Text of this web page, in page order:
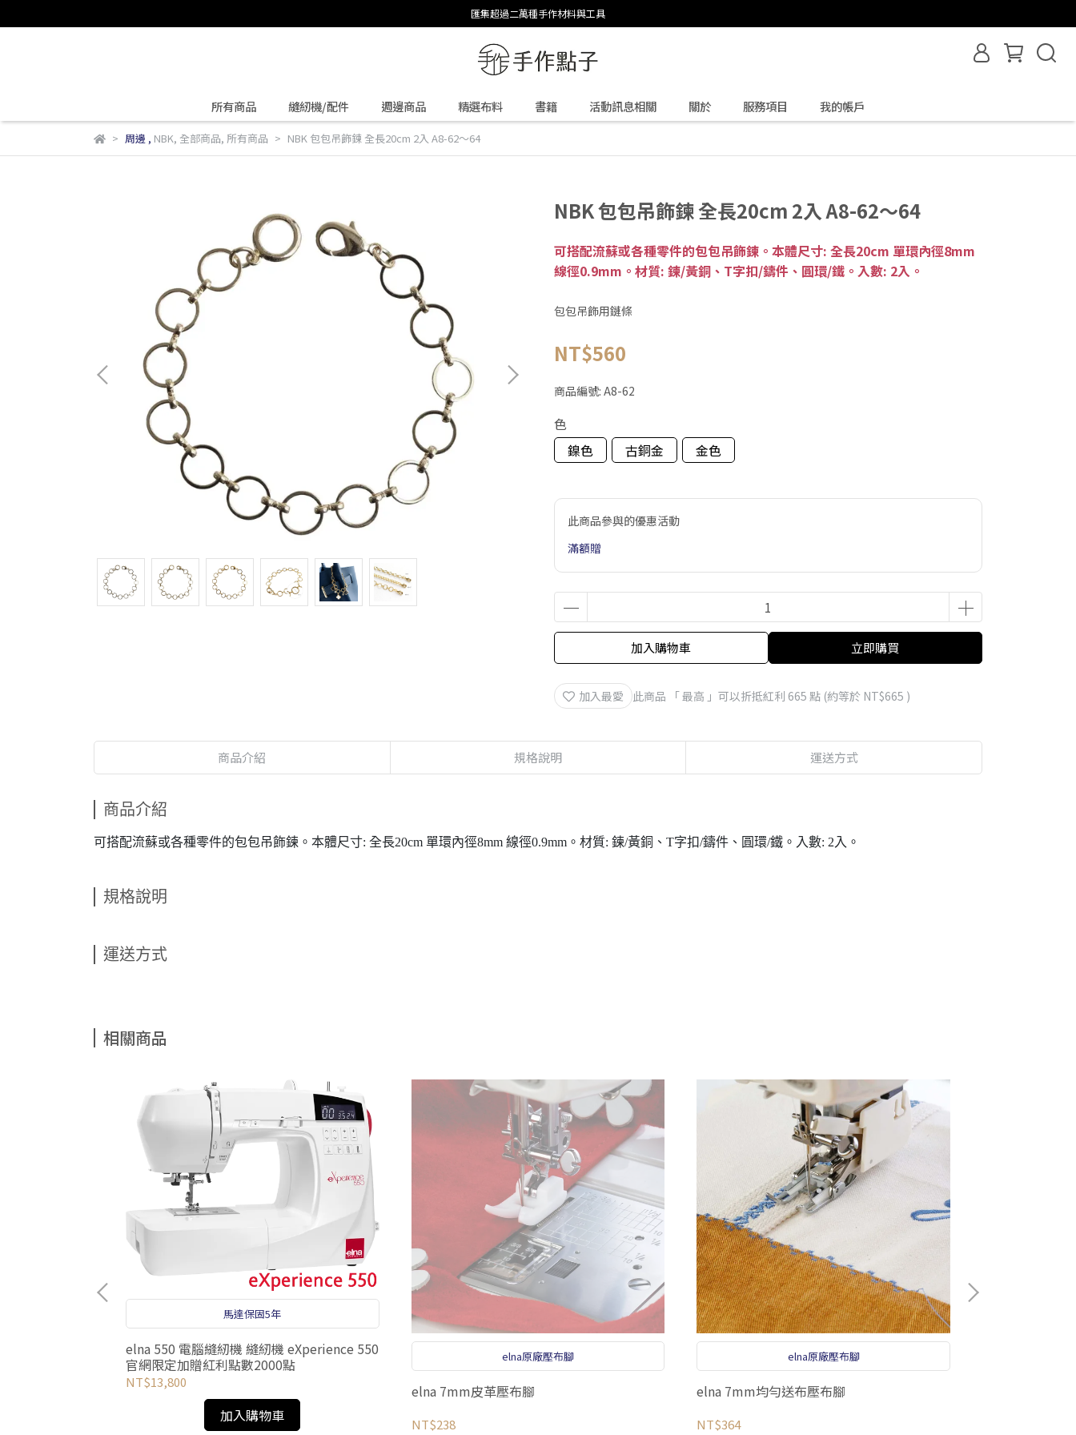
匯集超過二萬種手作材料與工具
所有商品 縫紉機/配件 週邊商品 精選布料 書籍 活動訊息相關 關於 服務項目 我的帳戶
周邊 , NBK, 全部商品, 所有商品 NBK 包包吊飾鍊 全長20cm 2入 A8-62～64
NBK 包包吊飾鍊 全長20cm 2入 A8-62～64
可搭配流蘇或各種零件的包包吊飾鍊。本體尺寸: 全長20cm 單環內徑8mm
線徑0.9mm。材質: 鍊/黃銅、T字扣/鑄件、圓環/鐵。入數: 2入。
包包吊飾用鏈條
NT$560
商品編號: A8-62
色
鎳色
古銅金 金色
此商品參與的優惠活動
滿額贈
加入購物車 立即購買
加入最愛 此商品 「 最高 」可以折抵紅利 665 點 (約等於 NT$665 )
商品介紹 規格說明 運送方式
商品介紹
可搭配流蘇或各種零件的包包吊飾鍊。本體尺寸: 全長20cm 單環內徑8mm 線徑0.9mm。材質: 鍊/黃銅、T字扣/鑄件、圓環/鐵。入數: 2入。
規格說明
運送方式
相關商品
馬達保固5年
elna 550 電腦縫紉機 縫紉機 eXperience 550
官網限定加贈紅利點數2000點
NT$13,800
加入購物車
elna原廠壓布腳
elna 7mm皮革壓布腳
NT$238
elna原廠壓布腳
elna 7mm均勻送布壓布腳
NT$364